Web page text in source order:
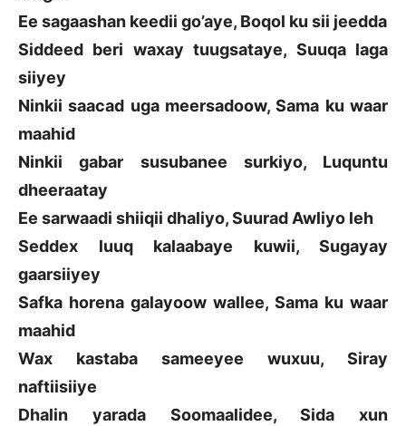
Ee sagaashan keedii go’aye, Boqol ku sii jeedda
Siddeed beri waxay tuugsataye, Suuqa laga
siiyey
Ninkii saacad uga meersadoow, Sama ku waar
maahid
Ninkii gabar susubanee surkiyo, Luquntu
dheeraatay
Ee sarwaadi shiiqii dhaliyo, Suurad Awliyo leh
Seddex luuq kalaabaye kuwii, Sugayay
gaarsiiyey
Safka horena galayoow wallee, Sama ku waar
maahid
Wax kastaba sameeyee wuxuu, Siray
naftiisiiye
Dhalin yarada Soomaalidee, Sida xun